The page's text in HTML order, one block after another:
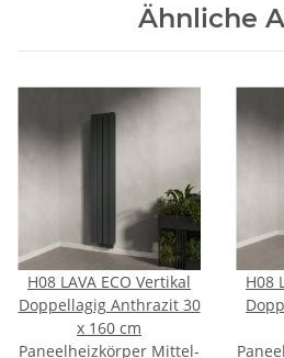
Ähnliche
H08 LAVA ECO Vertikal
Doppellagig Anthrazit 30
x 160 cm
Paneelheizkörper Mittel-
H08